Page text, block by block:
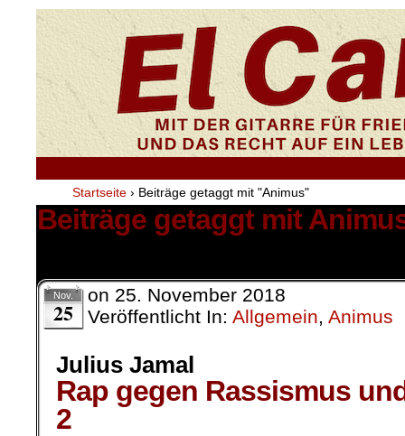
Startseite › Beiträge getaggt mit "Animus"
Beiträge getaggt mit
Nov.
25
on 25. November 2018
Veröffentlicht In: Allgemein, Animus
Julius Jamal
Rap gegen Rassismus
2